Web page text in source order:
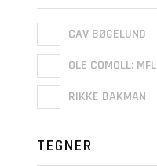
CAV BØGELUND
OLE COMOLL: MFL
RIKKE BAKMAN
TEGNER